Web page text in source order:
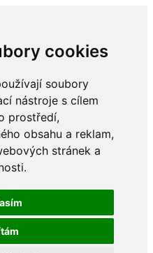
cookies
soubory
nástroje s cílem
prostředí,
obsahu a reklam,
stránek a